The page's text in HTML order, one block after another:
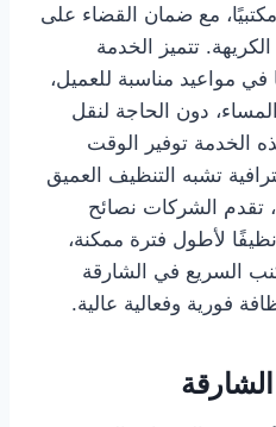
مع ضمان القضاء على
الكريهة. تتميز الخدمة
مواعيد مناسبة للعميل،
دون الحاجة لنقل
الخدمة توفير الوقت
تشبه التنظيف العميق
تقدم الشركات نصائح
لأطول فترة ممكنة،
السريع في الشارقة
فورية وفعالية عالية.